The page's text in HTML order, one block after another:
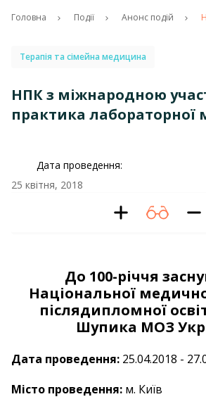
Головна Події Анонс подій
Терапія та сімейна медицина
НПК з міжнародною
практика
Дата проведення:
25 квітня, 2018
До 100-річчя
Національної
післядипломної
Шупика МОЗ
Дата проведення: 25.04.2018 -
Місто проведення: м. Київ